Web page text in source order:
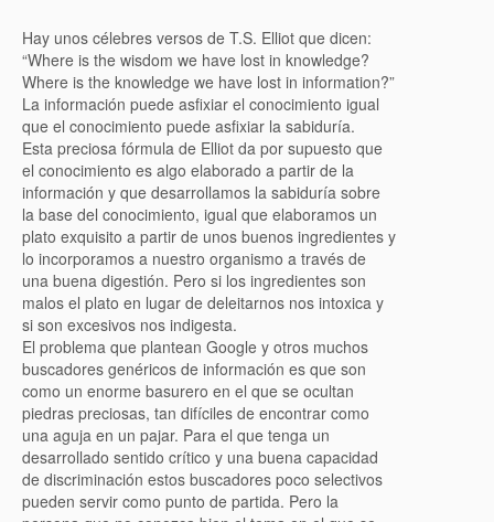
Hay unos célebres versos de T.S. Elliot que dicen:
“Where is the wisdom we have lost in knowledge?
Where is the knowledge we have lost in information?”
La información puede asfixiar el conocimiento igual
que el conocimiento puede asfixiar la sabiduría.
Esta preciosa fórmula de Elliot da por supuesto que
el conocimiento es algo elaborado a partir de la
información y que desarrollamos la sabiduría sobre
la base del conocimiento, igual que elaboramos un
plato exquisito a partir de unos buenos ingredientes y
lo incorporamos a nuestro organismo a través de
una buena digestión. Pero si los ingredientes son
malos el plato en lugar de deleitarnos nos intoxica y
si son excesivos nos indigesta.
El problema que plantean Google y otros muchos
buscadores genéricos de información es que son
como un enorme basurero en el que se ocultan
piedras preciosas, tan difíciles de encontrar como
una aguja en un pajar. Para el que tenga un
desarrollado sentido crítico y una buena capacidad
de discriminación estos buscadores poco selectivos
pueden servir como punto de partida. Pero la